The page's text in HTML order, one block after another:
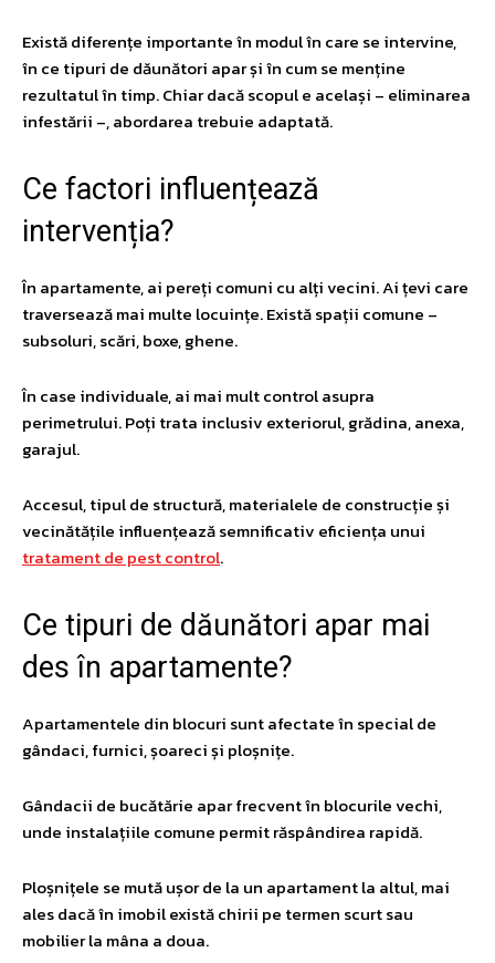
Există diferențe importante în modul în care se intervine,
în ce tipuri de dăunători apar și în cum se menține
rezultatul în timp. Chiar dacă scopul e același – eliminarea
infestării –, abordarea trebuie adaptată.
​Ce factori influențează
intervenția?
În apartamente, ai pereți comuni cu alți vecini. Ai țevi care
traversează mai multe locuințe. Există spații comune –
subsoluri, scări, boxe, ghene.
În case individuale, ai mai mult control asupra
perimetrului. Poți trata inclusiv exteriorul, grădina, anexa,
garajul.
Accesul, tipul de structură, materialele de construcție și
vecinătățile influențează semnificativ eficiența unui
tratament de pest control.
​Ce tipuri de dăunători apar mai
des în apartamente?
Apartamentele din blocuri sunt afectate în special de
gândaci, furnici, șoareci și ploșnițe.
Gândacii de bucătărie apar frecvent în blocurile vechi,
unde instalațiile comune permit răspândirea rapidă.
Ploșnițele se mută ușor de la un apartament la altul, mai
ales dacă în imobil există chirii pe termen scurt sau
mobilier la mâna a doua.